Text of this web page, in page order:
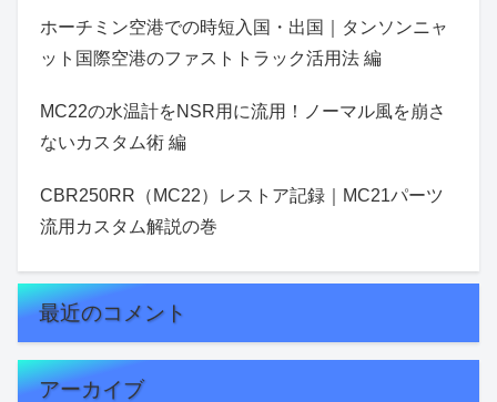
ホーチミン空港での時短入国・出国｜タンソンニャ
ット国際空港のファストトラック活用法 編
MC22の水温計をNSR用に流用！ノーマル風を崩さ
ないカスタム術 編
CBR250RR（MC22）レストア記録｜MC21パーツ
流用カスタム解説の巻
最近のコメント
アーカイブ